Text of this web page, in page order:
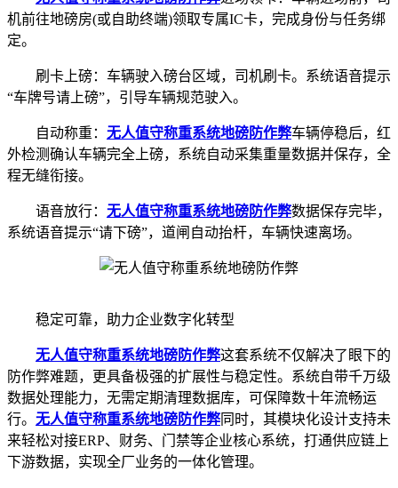
机前往地磅房(或自助终端)领取专属IC卡，完成身份与任务绑
定。
刷卡上磅：车辆驶入磅台区域，司机刷卡。系统语音提示
“车牌号请上磅”，引导车辆规范驶入。
自动称重： 无人值守称重系统地磅防作弊车辆停稳后，红
外检测确认车辆完全上磅，系统自动采集重量数据并保存，全
程无缝衔接。
语音放行： 无人值守称重系统地磅防作弊数据保存完毕，
系统语音提示“请下磅”，道闸自动抬杆，车辆快速离场。
稳定可靠，助力企业数字化转型
无人值守称重系统地磅防作弊这套系统不仅解决了眼下的
防作弊难题，更具备极强的扩展性与稳定性。系统自带千万级
数据处理能力，无需定期清理数据库，可保障数十年流畅运
行。 无人值守称重系统地磅防作弊同时，其模块化设计支持未
来轻松对接ERP、财务、门禁等企业核心系统，打通供应链上
下游数据，实现全厂业务的一体化管理。